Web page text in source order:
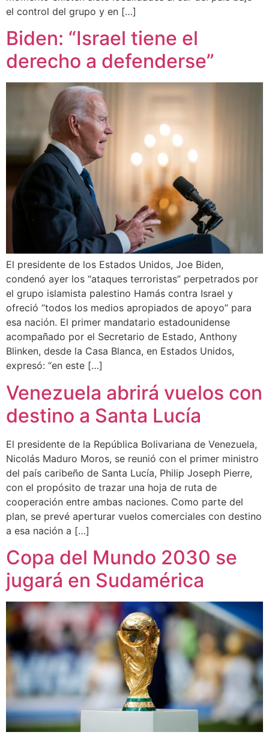
el control del grupo y en […]
Biden: “Israel tiene el
derecho a defenderse”
El presidente de los Estados Unidos, Joe Biden,
condenó ayer los “ataques terroristas” perpetrados por
el grupo islamista palestino Hamás contra Israel y
ofreció “todos los medios apropiados de apoyo” para
esa nación. El primer mandatario estadounidense
acompañado por el Secretario de Estado, Anthony
Blinken, desde la Casa Blanca, en Estados Unidos,
expresó: “en este […]
Venezuela abrirá vuelos con
destino a Santa Lucía
El presidente de la República Bolivariana de Venezuela,
Nicolás Maduro Moros, se reunió con el primer ministro
del país caribeño de Santa Lucía, Philip Joseph Pierre,
con el propósito de trazar una hoja de ruta de
cooperación entre ambas naciones. Como parte del
plan, se prevé aperturar vuelos comerciales con destino
a esa nación a […]
Copa del Mundo 2030 se
jugará en Sudamérica